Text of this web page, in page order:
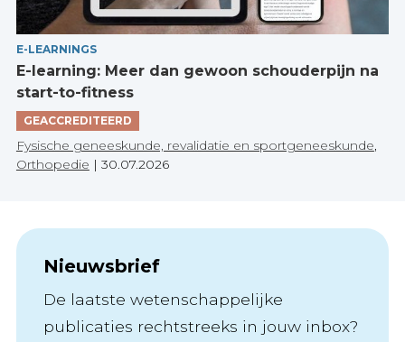
E-LEARNINGS
E-learning: Meer dan gewoon schouderpijn na
start-to-fitness
GEACCREDITEERD
Fysische geneeskunde, revalidatie en sportgeneeskunde
Orthopedie | 30.07.2026
Nieuwsbrief
De laatste wetenschappelijke
publicaties rechtstreeks in jouw inbox?